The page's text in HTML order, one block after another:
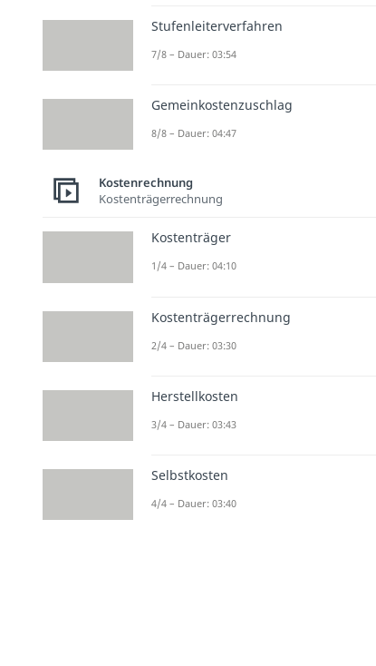
Stufenleiterverfahren
7/8 – Dauer: 03:54
Gemeinkostenzuschlag
8/8 – Dauer: 04:47
Kostenrechnung
Kostenträgerrechnung
Kostenträger
1/4 – Dauer: 04:10
Kostenträgerrechnung
2/4 – Dauer: 03:30
Herstellkosten
3/4 – Dauer: 03:43
Selbstkosten
4/4 – Dauer: 03:40